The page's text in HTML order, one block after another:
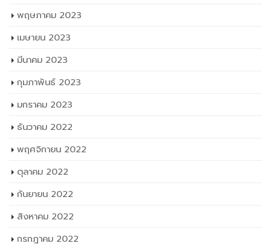
พฤษภาคม 2023
เมษายน 2023
มีนาคม 2023
กุมภาพันธ์ 2023
มกราคม 2023
ธันวาคม 2022
พฤศจิกายน 2022
ตุลาคม 2022
กันยายน 2022
สิงหาคม 2022
กรกฎาคม 2022